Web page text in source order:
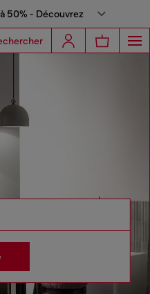
50% - Découvrez